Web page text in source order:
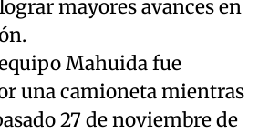
mayores avances en
Mahuida fue
una camioneta mientras
27 de noviembre de